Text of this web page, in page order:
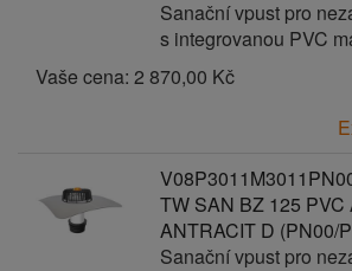
Sanační vpust pro
s integrovanou PVC
Vaše cena: 2 870,00 Kč
TW SAN BZ 125 PVC
ANTRACIT D (PN00/
Sanační vpust pro